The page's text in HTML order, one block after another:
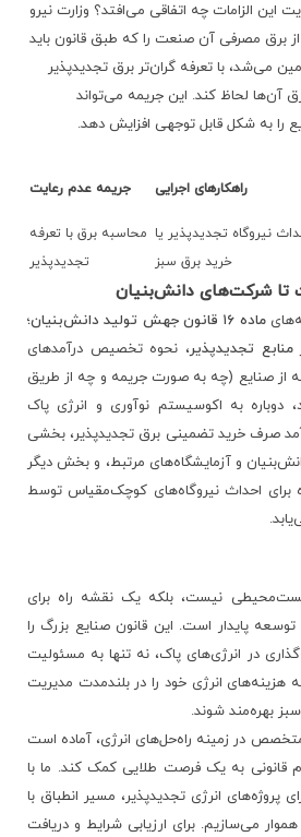
این الزامات چه اتفاقی می‌افتد؟ وزارت نیرو
مصرفی آن صنعت را که طبق قانون باید
می‌شد، با تعرفه گران‌تر برق تجدیدپذیر
آن‌ها لحاظ کند. این جریمه می‌تواند
را به شکل قابل توجهی افزایش دهد.
راهکارهای اجرایی جریمه عدم رعایت
نیروگاه تجدیدپذیر یا
خرید برق سبز
محاسبه برق با تعرفه
تجدیدپذیر
تا شرکت‌های دانش‌بنیان
ماده ۱۶ قانون جهش تولید دانش‌بنیان؛
منابع تجدیدپذیر، نحوه تخصیص درآمدهای
از صنایع (چه به صورت جریمه و چه از طریق
دوباره به اکوسیستم نوآوری و انرژی پاک
صرف خرید تضمینی برق تجدیدپذیر، بخشی
و آزمایشگاه‌های مرتبط، و بخش دیگر
احداث نیروگاه‌های کوچک‌مقیاس توسط
زیست‌محیطی نیست، بلکه یک نقشه راه برای
پایدار است. این قانون صنایع بزرگ را
در انرژی‌های پاک، نه تنها به مسئولیت
هزینه‌های انرژی خود را در بلندمدت مدیریت
بهره‌مند شوند.
متخصص در زمینه راه‌حل‌های انرژی، آماده است
قانونی به یک فرصت طلایی کمک کند. ما با
پروژه‌های انرژی تجدیدپذیر، مسیر انطباق با
شما هموار می‌سازیم. برای ارزیابی شرایط و دریافت